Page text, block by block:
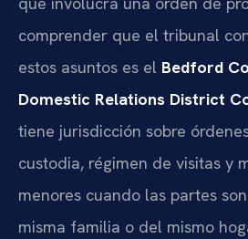
comprender que el tribunal
estos asuntos es el Bedford
Domestic Relations District
tiene jurisdicción sobre
custodia, régimen de visitas y
menores cuando las partes
misma familia o del mismo